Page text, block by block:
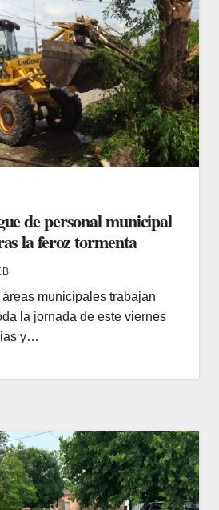
de personal municipal
la feroz tormenta
municipales trabajan
la jornada de este viernes
y…